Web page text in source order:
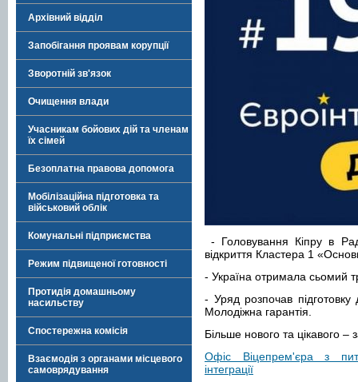
Архівний відділ
Запобігання проявам корупції
Зворотній зв'язок
Очищення влади
Учасникам бойових дій та членам
їх сімей
Безоплатна правова допомога
Мобілізаційна підготовка та
військовий облік
Комунальні підприємства
Режим підвищеної готовності
Протидія домашньому
насильству
Спостережна комісія
Взаємодія з органами місцевого
самоврядування
- Головування Кіпру в
відкриття Кластера 1
- Україна отримала сьомий
- Уряд розпочав підготовку
Молодіжна гарантія.
Більше нового та цікавого
Офіс Віцепрем'єра з
інтеграції